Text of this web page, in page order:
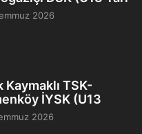
2026
Kaymaklı TSK-
İYSK (U13
2026